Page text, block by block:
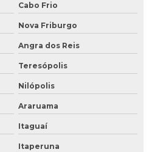
Cabo Frio
Nova Friburgo
Angra dos Reis
Teresópolis
Nilópolis
Araruama
Itaguaí
Itaperuna